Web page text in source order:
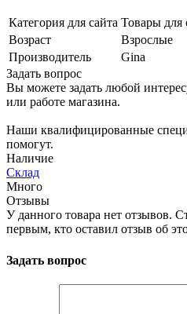
Категория для сайта Товары для
Возраст
Взрослые
Производитель
Gina
Задать вопрос
Вы можете задать любой
или работе магазина.
Наши квалифицированные
помогут.
Наличие
Склад
Много
Отзывы
У данного товара нет отзывов.
первым, кто оставил отзыв об
Задать вопрос